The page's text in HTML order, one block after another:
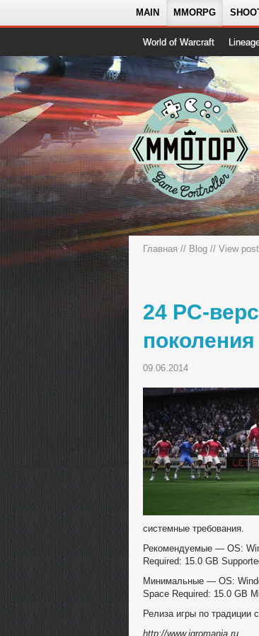
MAIN MMORPG
World of Warcraft
Главная // Blog // View post
24 PC-
поколения
09.06.2014
системные требования.
Рекомендуемые — OS:
Required: 15.0 GB
Минимальные — OS:
Space Required: 15.0 GB
Релиза игры по традиции
http://www.igromania.ru